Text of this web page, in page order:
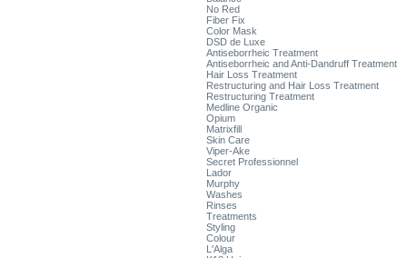
No Red
Fiber Fix
Color Mask
DSD de Luxe
Antiseborrheic Treatment
Antiseborrheic and Anti-Dandruff Treatment
Hair Loss Treatment
Restructuring and Hair Loss Treatment
Restructuring Treatment
Medline Organic
Opium
Matrixfill
Skin Care
Viper-Ake
Secret Professionnel
Lador
Murphy
Washes
Rinses
Treatments
Styling
Colour
L'Alga